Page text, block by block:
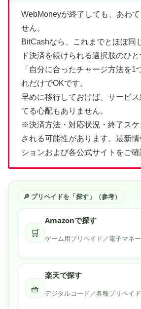
WebMoneyが終了しても、あわ
せん。
BitCashなら、これまでとほぼ同
ド決済を続けられる選択肢のひと
「自分に合ったチャージ方法を1
れだけでOKです。
早めに移行しておけば、サービ
てる心配もありません。
※決済方法・対応状況・終了スケ
される可能性があります。最新
ションおよび各公式サイトをご確
🔎 プリペイドを「探す」（参考）
🛒
Amazonで探す
ゲーム用プリペイド／電子マネ
🧺
楽天で探す
デジタルコード／各種プリペイド